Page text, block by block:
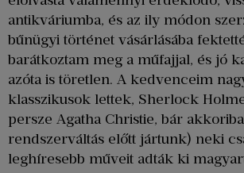
antikváriumba, és az ily módon
bűnügyi történet vásárlásába
barátkoztam meg a műfajjal, és jó
azóta is töretlen. A kedvenceim
klasszikusok lettek, Sherlock
persze Agatha Christie, bár
rendszerváltás előtt jártunk) neki
leghíresebb műveit adták ki